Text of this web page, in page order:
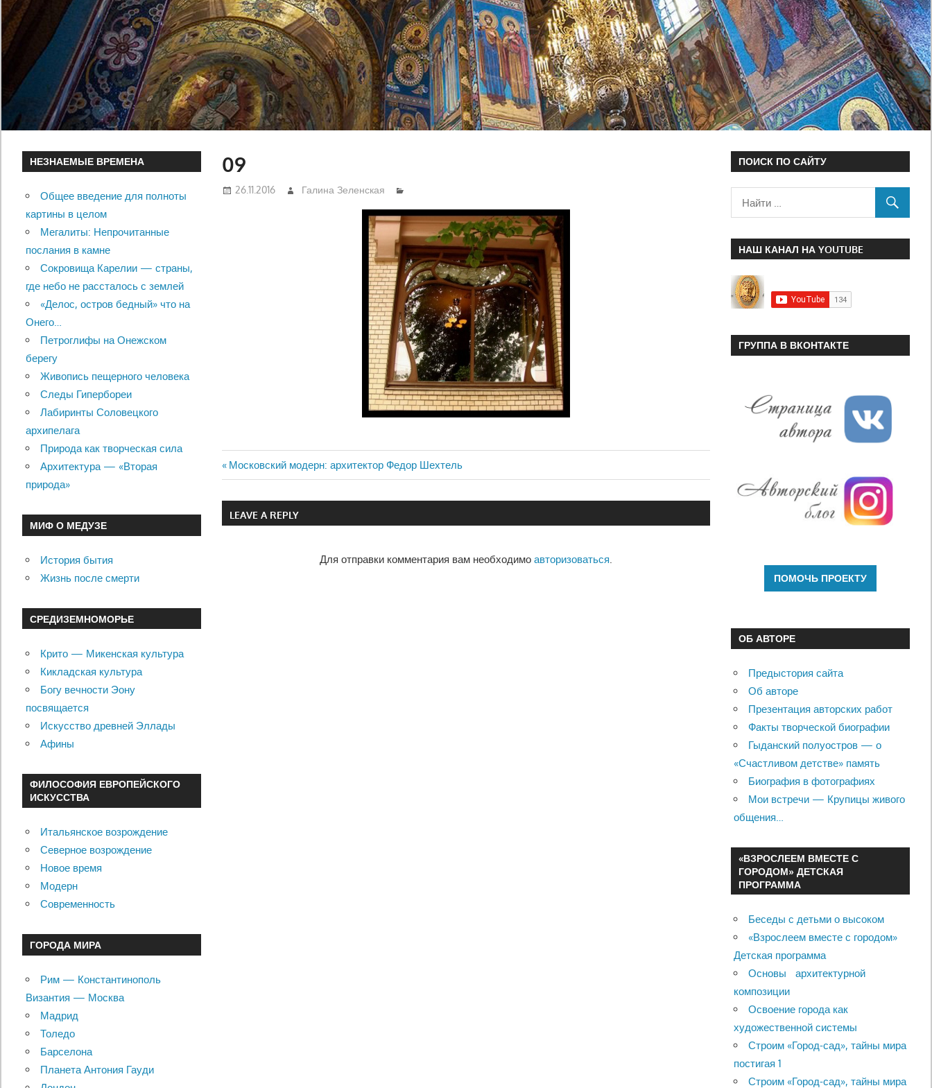
09
26.11.2016 Галина Зеленская
Навигация
по
Previous
Post:
Московский модерн: архитектор Федор Шехтель
LEAVE A REPLY
Для отправки комментария вам необходимо авторизоваться.
НЕЗНАЕМЫЕ ВРЕМЕНА
Общее введение для полноты
картины в целом
Мегалиты: Непрочитанные
послания в камне
Сокровища Карелии — страны,
где небо не рассталось с землей
«Делос, остров бедный» что на
Онего…
Петроглифы на Онежском
берегу
Живопись пещерного человека
Следы Гипербореи
Лабиринты Соловецкого
архипелага
Природа как творческая сила
Архитектура — «Вторая
природа»
МИФ О МЕДУЗЕ
История бытия
Жизнь после смерти
СРЕДИЗЕМНОМОРЬЕ
Крито — Микенская культура
Кикладская культура
Богу вечности Эону
посвящается
Искусство древней Эллады
Афины
ФИЛОСОФИЯ ЕВРОПЕЙСКОГО
ИСКУССТВА
Итальянское возрождение
Северное возрождение
Новое время
Модерн
Современность
ГОРОДА МИРА
Рим — Константинополь
Византия — Москва
Мадрид
Толедо
Барселона
Планета Антония Гауди
ПОИСК ПО САЙТУ
НАШ КАНАЛ НА YOUTUBE
ГРУППА В ВКОНТАКТЕ
ОБ АВТОРЕ
Предыстория сайта
Об авторе
Презентация авторских работ
Факты творческой биографии
Гыданский полуостров — о
«Счастливом детстве» память
Биография в фотографиях
Мои встречи — Крупицы живого
общения…
«ВЗРОСЛЕЕМ ВМЕСТЕ С
ГОРОДОМ» ДЕТСКАЯ
ПРОГРАММА
Беседы с детьми о высоком
«Взрослеем вместе с городом»
Детская программа
Основы архитектурной
композиции
Освоение города как
художественной системы
Строим «Город-сад», тайны мира
постигая 1
Строим «Город-сад», тайны мира